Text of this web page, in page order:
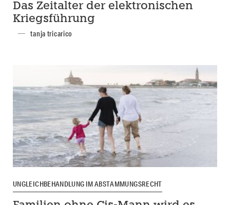
Das Zeitalter der elektronischen
Kriegsführung
tanja tricarico
UNGLEICHBEHANDLUNG IM ABSTAMMUNGSRECHT